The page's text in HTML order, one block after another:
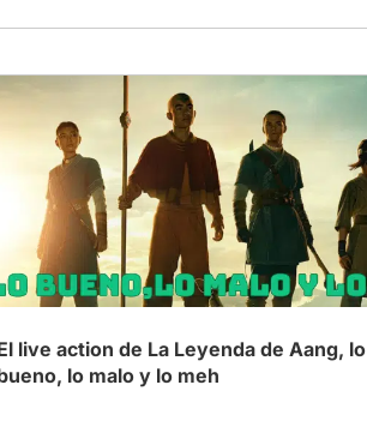
live action de La Leyenda de Aang, lo
lo malo y lo meh